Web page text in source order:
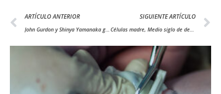
ARTÍCULO ANTERIOR SIGUIENTE ARTÍCULO
Células madre, Medio siglo de descubrimientos e innovaciones